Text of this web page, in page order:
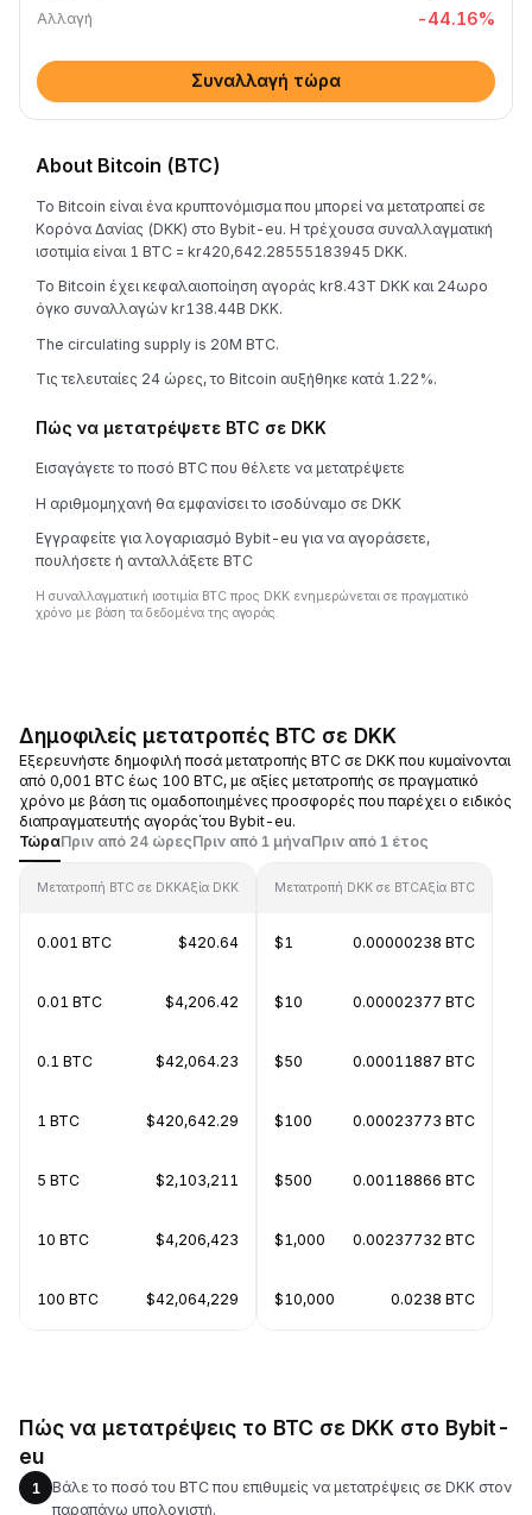
Αλλαγή -44.16%
Συναλλαγή τώρα
About Bitcoin (BTC)
Το Bitcoin είναι ένα κρυπτονόμισμα που μπορεί να μετατραπεί σε
Κορόνα Δανίας (DKK) στο Bybit-eu. Η τρέχουσα συναλλαγματική
ισοτιμία είναι 1 BTC = kr420,642.28555183945 DKK.
Το Bitcoin έχει κεφαλαιοποίηση αγοράς kr8.43T DKK και 24ωρο
όγκο συναλλαγών kr138.44B DKK.
The circulating supply is 20M BTC.
Τις τελευταίες 24 ώρες, το Bitcoin αυξήθηκε κατά 1.22%.
Πώς να μετατρέψετε BTC σε DKK
Εισαγάγετε το ποσό BTC που θέλετε να μετατρέψετε
Η αριθμομηχανή θα εμφανίσει το ισοδύναμο σε DKK
Εγγραφείτε για λογαριασμό Bybit-eu για να αγοράσετε,
πουλήσετε ή ανταλλάξετε BTC
Η συναλλαγματική ισοτιμία BTC προς DKK ενημερώνεται σε πραγματικό
χρόνο με βάση τα δεδομένα της αγοράς.
Δημοφιλείς μετατροπές BTC σε DKK
Εξερευνήστε δημοφιλή ποσά μετατροπής BTC σε DKK που κυμαίνονται
από 0,001 BTC έως 100 BTC, με αξίες μετατροπής σε πραγματικό
χρόνο με βάση τις ομαδοποιημένες προσφορές που παρέχει ο ειδικός
διαπραγματευτής αγοράς΄του Bybit-eu.
ΤώραΠριν από 24 ώρεςΠριν από 1 μήναΠριν από 1 έτος
Μετατροπή BTC σε DKKΑξία DKK
0.001 BTC $420.64
0.01 BTC $4,206.42
0.1 BTC $42,064.23
1 BTC $420,642.29
5 BTC $2,103,211
10 BTC $4,206,423
100 BTC $42,064,229
Μετατροπή DKK σε BTCΑξία BTC
$1 0.00000238 BTC
$10 0.00002377 BTC
$50 0.00011887 BTC
$100 0.00023773 BTC
$500 0.00118866 BTC
$1,000 0.00237732 BTC
$10,000 0.0238 BTC
Πώς να μετατρέψεις το BTC σε DKK στο Bybit-
eu
1
Βάλε το ποσό του BTC που επιθυμείς να μετατρέψεις σε DKK στον
παραπάνω υπολογιστή.